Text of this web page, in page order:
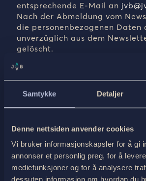
Samtykke Detaljer
Denne nettsiden anvender cookies
Vi bruker informasjonskapsler for å gi
annonser et personlig preg, for å
mediefunksjoner og for å analysere
dessuten informasjon om hvordan du
entsprechende E-Mail an
Nach der Abmeldung vom
die personenbezogenen Daten
unverzüglich aus dem
gelöscht.
8. Direktmarketing
aufgrund einer entsprechenden
behält sich der Betreiber vor,
Angeboten und Informationen
Dienstleistungen und
Betreibers per Post oder per E-
eigenen Werbezwecken zu
Anrede, Vor- und Nachname,